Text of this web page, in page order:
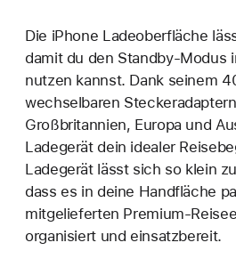
Die iPhone Ladeoberfläche
damit du den Standby-Modus
nutzen kannst. Dank seinem
wechselbaren
Großbritannien, Europa und
Ladegerät dein idealer
Ladegerät lässt sich so klein
dass es in deine Handfläche
mitgelieferten Premium-
organisiert und einsatzbereit.